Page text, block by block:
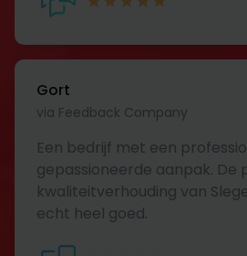
Gort
via Feedback Company
Een bedrijf met een
gepassioneerde aanpak. De
kwaliteitverhouding van
echt heel goed.